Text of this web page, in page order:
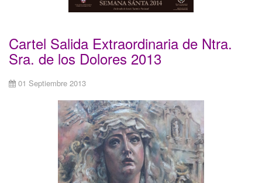
Cartel Salida Extraordinaria de Ntra.
Sra. de los Dolores 2013
01 Septiembre 2013